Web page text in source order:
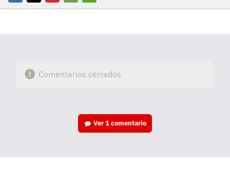
FacebookTwitterFlipboard
E-
Whatsapp
Comentarios cerrados
Ver1 comentario